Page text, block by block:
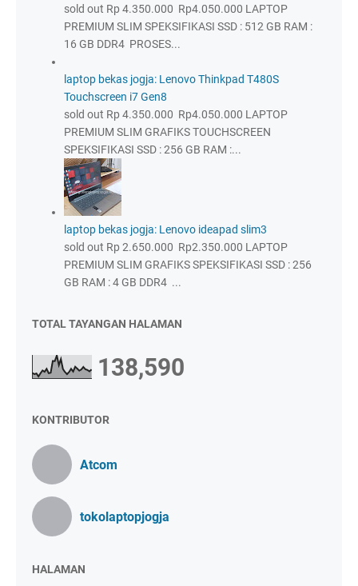
sold out Rp 4.350.000 Rp4.050.000 LAPTOP
PREMIUM SLIM SPEKSIFIKASI SSD : 512 GB RAM :
16 GB DDR4 PROSES...
laptop bekas jogja: Lenovo Thinkpad T480S
Touchscreen i7 Gen8
sold out Rp 4.350.000 Rp4.050.000 LAPTOP
PREMIUM SLIM GRAFIKS TOUCHSCREEN
SPEKSIFIKASI SSD : 256 GB RAM :...
laptop bekas jogja: Lenovo ideapad slim3
sold out Rp 2.650.000 Rp2.350.000 LAPTOP
PREMIUM SLIM GRAFIKS SPEKSIFIKASI SSD : 256
GB RAM : 4 GB DDR4 ...
TOTAL TAYANGAN HALAMAN
138,590
KONTRIBUTOR
Atcom
tokolaptopjogja
HALAMAN